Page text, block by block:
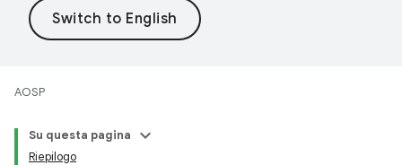
AOSP
Su questa pagina
Riepilogo